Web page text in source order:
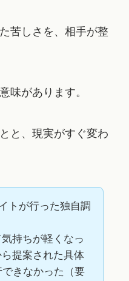
苦しさを、相手が整
味があります。
と、現実がすぐ変わ
トが行った独自調
気持ちが軽くなっ
提案された具体
きなかった（要